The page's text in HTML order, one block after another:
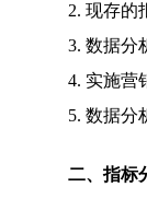
2. 现存的报
3. 数据分析
4. 实施营销
5. 数据分析
二、指标